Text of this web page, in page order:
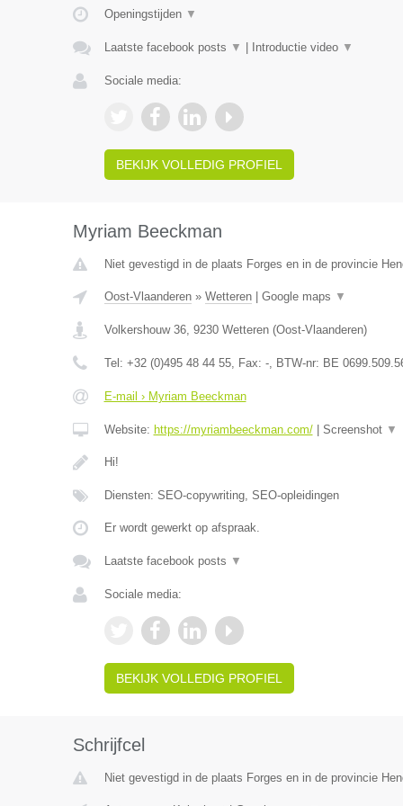
Openingstijden ▼
Laatste facebook posts ▼ Introductie video ▼
Sociale media:
BEKIJK VOLLEDIG PROFIEL
Myriam Beeckman
Niet gevestigd in de plaats Forges en in de provincie
Oost-Vlaanderen» Wetteren| Google maps ▼
Volkershouw 36, 9230 Wetteren(Oost-Vlaanderen)
Tel: +32 (0)495 48 44 55, Fax: -, BTW-nr: BE
E-mail › Myriam Beeckman
Website: https://myriambeeckman.com/| Screenshot ▼
Hi!
Diensten: SEO-copywriting, SEO-opleidingen
Er wordt gewerkt op afspraak.
Laatste facebook posts ▼
Sociale media:
BEKIJK VOLLEDIG PROFIEL
Schrijfcel
Niet gevestigd in de plaats Forges en in de provincie